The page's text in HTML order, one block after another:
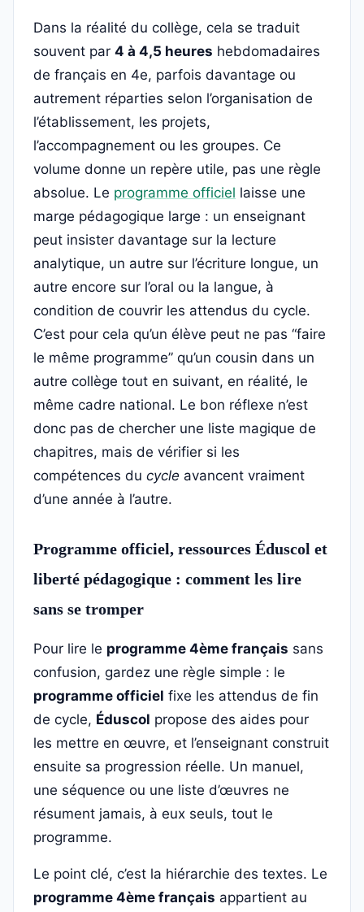
Dans la réalité du collège, cela se traduit
souvent par 4 à 4,5 heures hebdomadaires
de français en 4e, parfois davantage ou
autrement réparties selon l’organisation de
l’établissement, les projets,
l’accompagnement ou les groupes. Ce
volume donne un repère utile, pas une règle
absolue. Le programme officiel laisse une
marge pédagogique large : un enseignant
peut insister davantage sur la lecture
analytique, un autre sur l’écriture longue, un
autre encore sur l’oral ou la langue, à
condition de couvrir les attendus du cycle.
C’est pour cela qu’un élève peut ne pas “faire
le même programme” qu’un cousin dans un
autre collège tout en suivant, en réalité, le
même cadre national. Le bon réflexe n’est
donc pas de chercher une liste magique de
chapitres, mais de vérifier si les
compétences du cycle avancent vraiment
d’une année à l’autre.
Programme officiel, ressources Éduscol et
liberté pédagogique : comment les lire
sans se tromper
Pour lire le programme 4ème français sans
confusion, gardez une règle simple : le
programme officiel fixe les attendus de fin
de cycle, Éduscol propose des aides pour
les mettre en œuvre, et l’enseignant construit
ensuite sa progression réelle. Un manuel,
une séquence ou une liste d’œuvres ne
résument jamais, à eux seuls, tout le
programme.
Le point clé, c’est la hiérarchie des textes. Le
programme 4ème français appartient au